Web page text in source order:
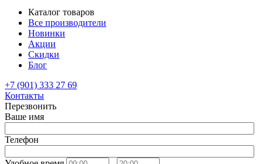
Каталог товаров
Все производители
Новинки
Акции
Скидки
Блог
+7 (901) 333 27 69
Контакты
Перезвонить
Ваше имя
Телефон